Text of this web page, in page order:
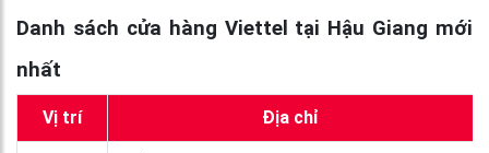
Danh sách cửa hàng Viettel tại Hậu Giang mới
nhất
Vị trí Địa chỉ